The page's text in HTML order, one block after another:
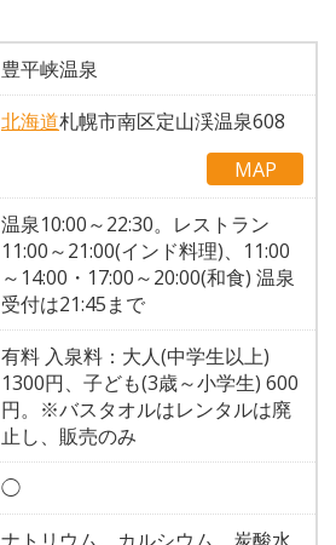
豊平峡温泉
北海道札幌市南区定山渓温泉608
MAP
温泉10:00～22:30。レストラン
11:00～21:00(インド料理)、11:00
～14:00・17:00～20:00(和食) 温泉
受付は21:45まで
有料 入泉料：大人(中学生以上)
1300円、子ども(3歳～小学生) 600
円。※バスタオルはレンタルは廃
止し、販売のみ
◯